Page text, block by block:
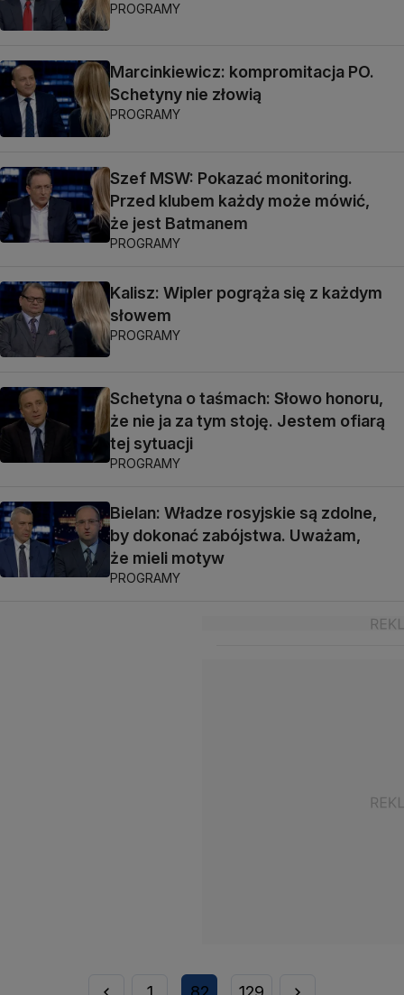
PROGRAMY
Marcinkiewicz: kompromitacja PO.
Schetyny nie złowią
PROGRAMY
Szef MSW: Pokazać monitoring.
Przed klubem każdy może mówić,
że jest Batmanem
PROGRAMY
Kalisz: Wipler pogrąża się z każdym
słowem
PROGRAMY
Schetyna o taśmach: Słowo honoru,
że nie ja za tym stoję. Jestem ofiarą
tej sytuacji
PROGRAMY
Bielan: Władze rosyjskie są zdolne,
by dokonać zabójstwa. Uważam,
że mieli motyw
PROGRAMY